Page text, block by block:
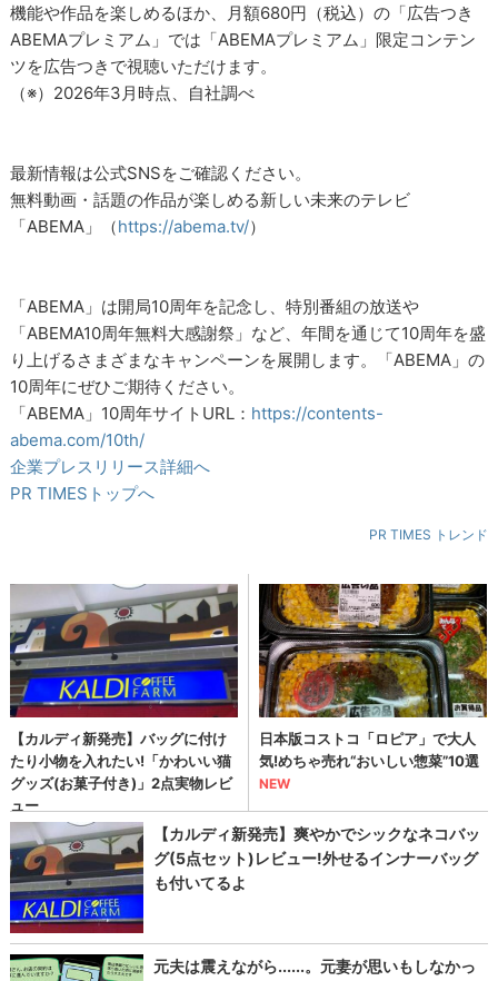
機能や作品を楽しめるほか、月額680円（税込）の「広告つき
ABEMAプレミアム」では「ABEMAプレミアム」限定コンテン
ツを広告つきで視聴いただけます。
（※）2026年3月時点、自社調べ
最新情報は公式SNSをご確認ください。
無料動画・話題の作品が楽しめる新しい未来のテレビ
「ABEMA」（https://abema.tv/）
「ABEMA」は開局10周年を記念し、特別番組の放送や
「ABEMA10周年無料大感謝祭」など、年間を通じて10周年を盛
り上げるさまざまなキャンペーンを展開します。「ABEMA」の
10周年にぜひご期待ください。
「ABEMA」10周年サイトURL： https://contents-
abema.com/10th/
企業プレスリリース詳細へ
PR TIMESトップへ
PR TIMES トレンド